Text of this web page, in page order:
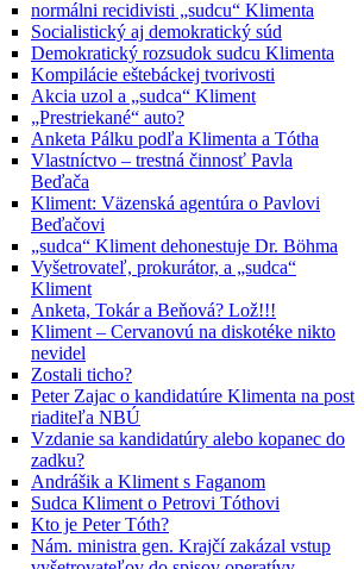
normálni recidivisti „sudcu“ Klimenta
Socialistický aj demokratický súd
Demokratický rozsudok sudcu Klimenta
Kompilácie eštebáckej tvorivosti
Akcia uzol a „sudca“ Kliment
„Prestriekané“ auto?
Anketa Pálku podľa Klimenta a Tótha
Vlastníctvo – trestná činnosť Pavla
Beďača
Kliment: Väzenská agentúra o Pavlovi
Beďačovi
„sudca“ Kliment dehonestuje Dr. Böhma
Vyšetrovateľ, prokurátor, a „sudca“
Kliment
Anketa, Tokár a Beňová? Lož!!!
Kliment – Cervanovú na diskotéke nikto
nevidel
Zostali ticho?
Peter Zajac o kandidatúre Klimenta na post
riaditeľa NBÚ
Vzdanie sa kandidatúry alebo kopanec do
zadku?
Andrášik a Kliment s Faganom
Sudca Kliment o Petrovi Tóthovi
Kto je Peter Tóth?
Nám. ministra gen. Krajčí zakázal vstup